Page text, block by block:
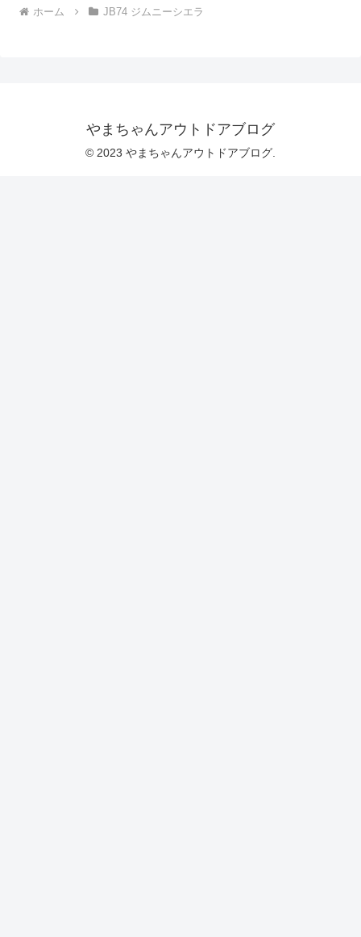
ホーム JB74 ジムニーシエラ
やまちゃんアウトドアブログ
© 2023 やまちゃんアウトドアブログ.